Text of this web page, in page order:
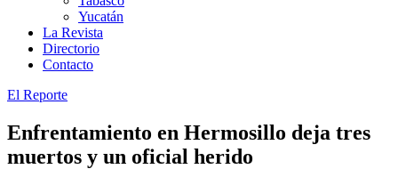
Yucatán
La Revista
Directorio
Contacto
El Reporte
Enfrentamiento en Hermosillo deja tres
muertos y un oficial herido